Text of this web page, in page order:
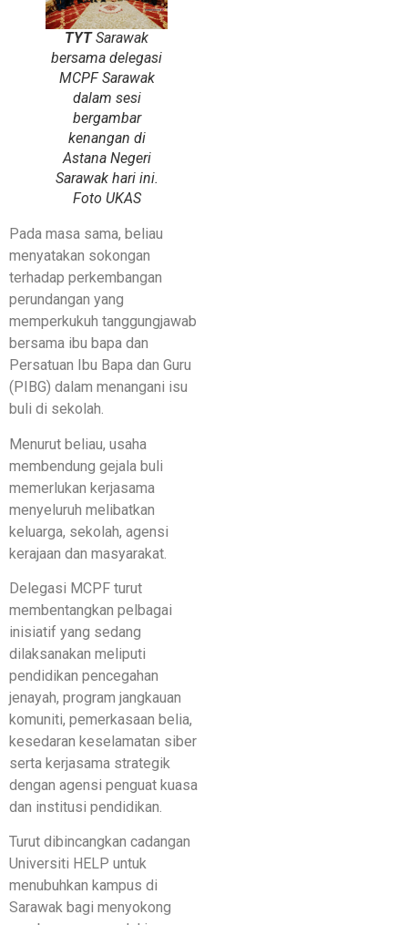
TYTSarawak
bersama delegasi
MCPF Sarawak
dalam sesi
bergambar
kenangan di
Astana Negeri
Sarawak hari ini.
Foto UKAS
Pada masa sama, beliau
menyatakan sokongan
terhadap perkembangan
perundangan yang
memperkukuh tanggungjawab
bersama ibu bapa dan
Persatuan Ibu Bapa dan Guru
(PIBG) dalam menangani isu
buli di sekolah.
Menurut beliau, usaha
membendung gejala buli
memerlukan kerjasama
menyeluruh melibatkan
keluarga, sekolah, agensi
kerajaan dan masyarakat.
Delegasi MCPF turut
membentangkan pelbagai
inisiatif yang sedang
dilaksanakan meliputi
pendidikan pencegahan
jenayah, program jangkauan
komuniti, pemerkasaan belia,
kesedaran keselamatan siber
serta kerjasama strategik
dengan agensi penguat kuasa
dan institusi pendidikan.
Turut dibincangkan cadangan
Universiti HELP untuk
menubuhkan kampus di
Sarawak bagi menyokong